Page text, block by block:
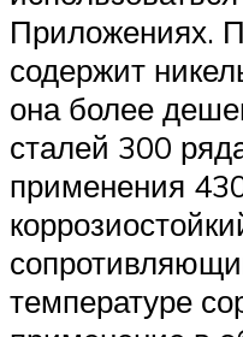
Приложениях.
содержит
она более
сталей 300
применения
температуре